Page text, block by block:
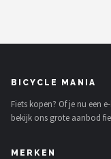
BICYCLE MANIA
Fiets kopen? Of je nu een
bekijk ons grote aanbod
MERKEN